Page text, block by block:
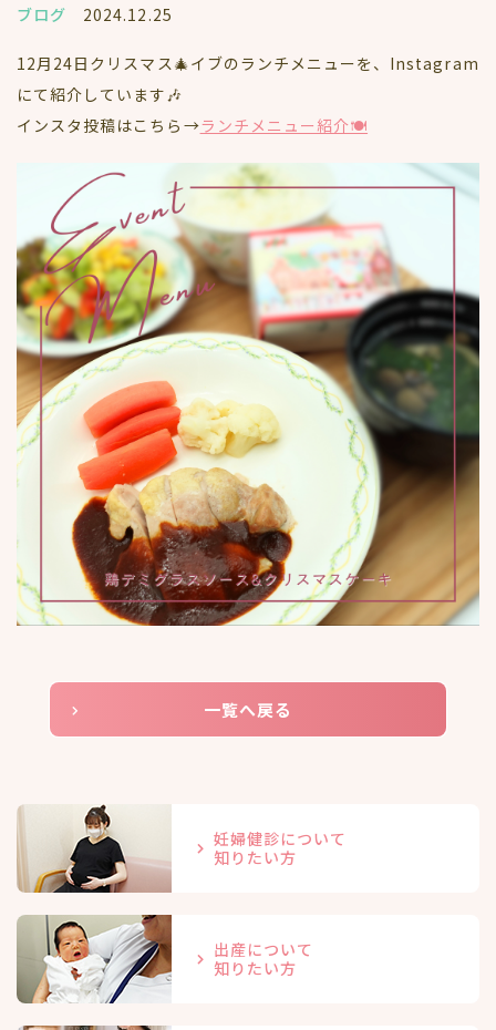
ブログ 2024.12.25
12月24日クリスマス🎄イブのランチメニューを、Instagram
にて紹介しています🎶
インスタ投稿はこちら→ランチメニュー紹介🍽️
一覧へ戻る
妊婦健診について
知りたい方
出産について
知りたい方